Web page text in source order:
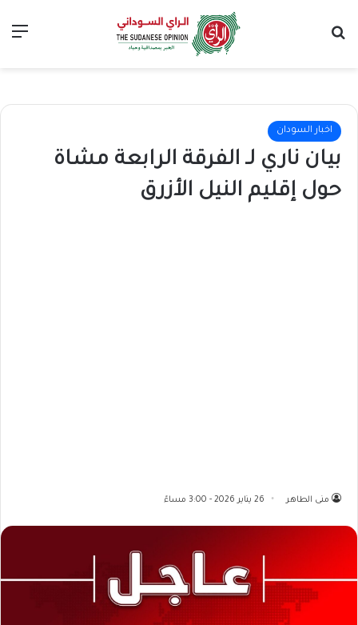
اخبار السودان
بيان ناري لـ الفرقة الرابعة مشاة
حول إقليم النيل الأزرق
منى الطاهر 26 يناير 2026 - 3:00 مساءً